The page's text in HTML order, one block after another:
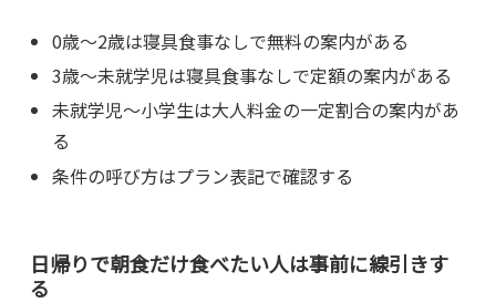
0歳～2歳は寝具食事なしで無料の案内がある
3歳～未就学児は寝具食事なしで定額の案内がある
未就学児～小学生は大人料金の一定割合の案内があ
る
条件の呼び方はプラン表記で確認する
日帰りで朝食だけ食べたい人は事前に線引きす
る